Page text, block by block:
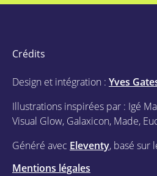
Crédits
Design et intégration : Yves
Illustrations inspirées par : Igé
Visual Glow, Galaxicon, Made,
Généré avec Eleventy, basé sur
Mentions légales